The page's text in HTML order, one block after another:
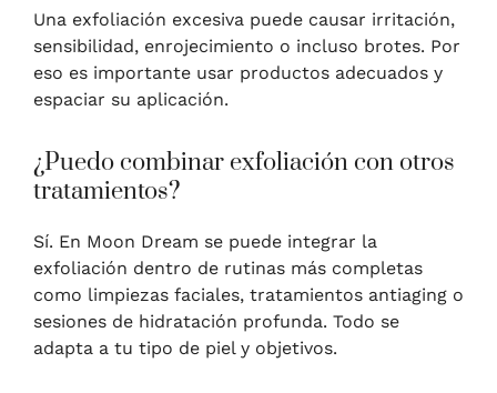
Una exfoliación excesiva puede causar irritación,
sensibilidad, enrojecimiento o incluso brotes. Por
eso es importante usar productos adecuados y
espaciar su aplicación.
¿Puedo combinar exfoliación con otros
tratamientos?
Sí. En Moon Dream se puede integrar la
exfoliación dentro de rutinas más completas
como limpiezas faciales, tratamientos antiaging o
sesiones de hidratación profunda. Todo se
adapta a tu tipo de piel y objetivos.